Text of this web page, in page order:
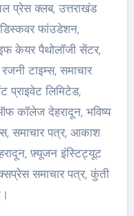
प्रेस क्लब, उत्तराखंड
फांउडेशन,
केयर पैथोलॉजी सेंटर,
टाइम्स, समाचार
प्राइवेट लिमिटेड,
कॉलेज देहरादून, भविष्य
समाचार पत्र, आकाश
फ़्यूजन इंस्टिट्यूट
समाचार पत्र, कुंती